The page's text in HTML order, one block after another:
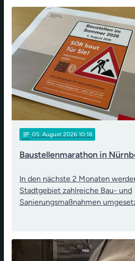
notes 05. August 2026 10:18
Baustellenmarathon in
In den nächste 2 Monaten
Stadtgebiet zahlreiche Bau- und
Sanierungsmaßnahmen